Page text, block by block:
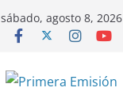
sábado, agosto 8, 2026